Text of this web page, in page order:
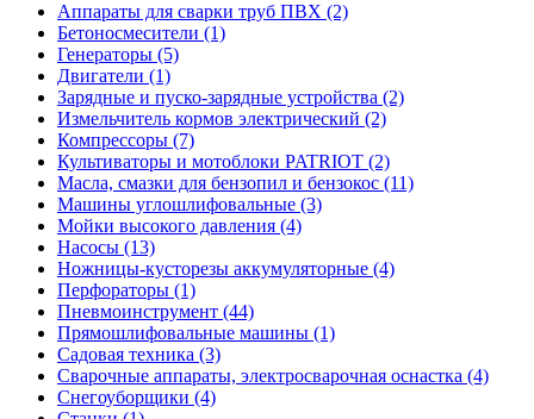
Аппараты для сварки труб ПВХ (2)
Бетоносмесители (1)
Генераторы (5)
Двигатели (1)
Зарядные и пуско-зарядные устройства (2)
Измельчитель кормов электрический (2)
Компрессоры (7)
Культиваторы и мотоблоки PATRIOT (2)
Масла, смазки для бензопил и бензокос (11)
Машины углошлифовальные (3)
Мойки высокого давления (4)
Насосы (13)
Ножницы-кусторезы аккумуляторные (4)
Перфораторы (1)
Пневмоинструмент (44)
Прямошлифовальные машины (1)
Садовая техника (3)
Сварочные аппараты, электросварочная оснастка (4)
Снегоуборщики (4)